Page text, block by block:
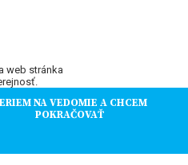
web stránka
NA VEDOMIE A CHCEM
POKRAČOVAŤ